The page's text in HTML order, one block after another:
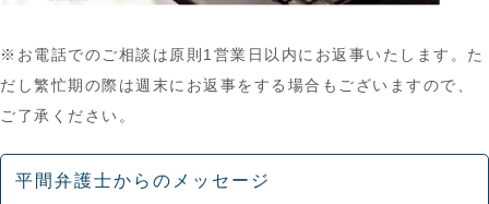
※お電話でのご相談は原則1営業日以内にお返事いたします。た
だし繁忙期の際は週末にお返事をする場合もございますので、
ご了承ください。
平間弁護士からのメッセージ